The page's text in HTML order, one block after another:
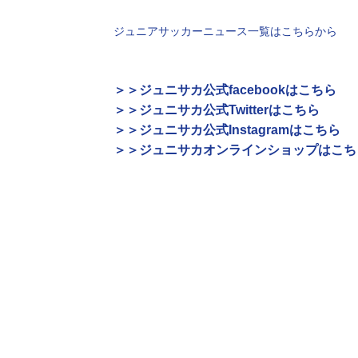
ジュニアサッカーニュース一覧はこちらから
＞＞ジュニサカ公式facebookはこちら
＞＞ジュニサカ公式Twitterはこちら
＞＞ジュニサカ公式Instagramはこちら
＞＞ジュニサカオンラインショップはこ